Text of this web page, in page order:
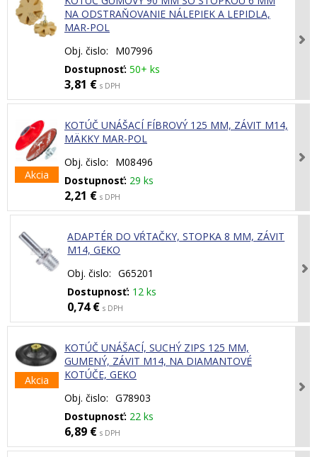
NA ODSTRAŇOVANIE NÁLEPIEK A LEPIDLA,
MAR-POL
Obj. čislo:
M07996
Dostupnosť: 50+ ks
3,81 € s DPH
Akcia
KOTÚČ UNÁŠACÍ FÍBROVÝ 125 MM, ZÁVIT M14,
MÄKKY MAR-POL
Obj. čislo:
M08496
Dostupnosť: 29 ks
2,21 € s DPH
ADAPTÉR DO VŔTAČKY, STOPKA 8 MM, ZÁVIT
M14, GEKO
Obj. čislo: G65201
Dostupnosť: 12 ks
0,74 € s DPH
Akcia
KOTÚČ UNÁŠACÍ, SUCHÝ ZIPS 125 MM,
GUMENÝ, ZÁVIT M14, NA DIAMANTOVÉ
KOTÚČE, GEKO
Obj. čislo: G78903
Dostupnosť: 22 ks
6,89 € s DPH